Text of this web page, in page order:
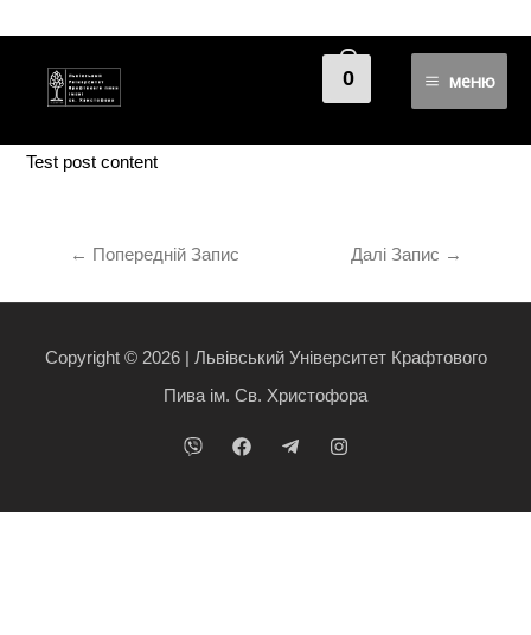
0 меню
Test post title
Test post content
← Попередній Запис Далі Запис →
Copyright © 2026 | Львівський Університет Крафтового
Пива ім. Св. Христофора